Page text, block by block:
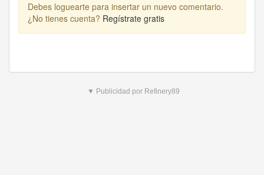
Debes loguearte para insertar un nuevo comentario.
¿No tienes cuenta? Regístrate gratis
▼ Publicidad por Refinery89